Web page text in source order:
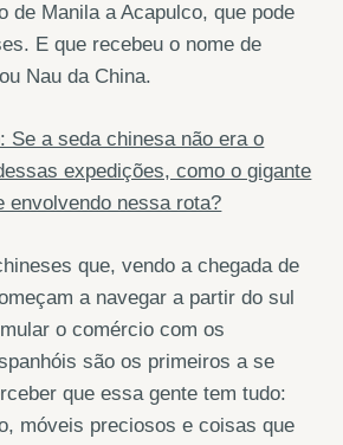
de Manila a Acapulco, que pode
E que recebeu o nome de
Nau da China.
Se a seda chinesa não era o
expedições, como o gigante
envolvendo nessa rota?
que, vendo a chegada de
a navegar a partir do sul
o comércio com os
são os primeiros a se
que essa gente tem tudo:
móveis preciosos e coisas que